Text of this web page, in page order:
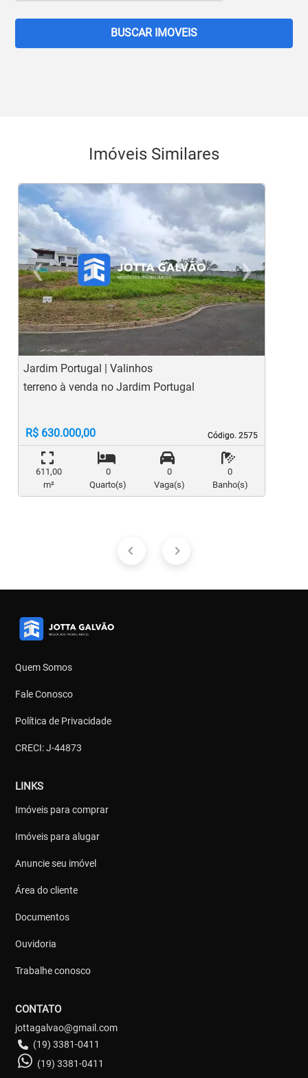
BUSCAR IMOVEIS
Imóveis Similares
‹
Previous
›
Jardim Portugal | Valinhos
Código. 2575
Código. 2575
terreno à venda no Jardim Portugal
R$ 630.000,00
611,00
m²
0
Quarto(s)
0
Vaga(s)
0
Banho(s)
Quem Somos
Fale Conosco
Política de Privacidade
CRECI: J-44873
LINKS
Imóveis para comprar
Imóveis para alugar
Anuncie seu imóvel
Área do cliente
Documentos
Ouvidoria
Trabalhe conosco
CONTATO
jottagalvao@gmail.com
(19) 3381-0411
(19) 3381-0411